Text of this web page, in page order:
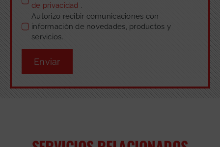
de privacidad .
Autorizo recibir comunicaciones con
información de novedades, productos y
servicios.
Enviar